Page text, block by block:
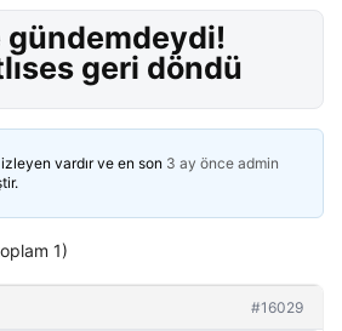
geri döndü
vardır ve en son 3 ay önce admin
1)
#16029